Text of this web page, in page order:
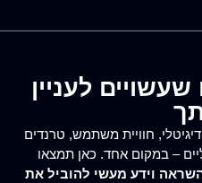
לעניין
חוויית משתמש, טרנדים
– במקום אחד. כאן תמצאו
וידע מעשי להוביל את